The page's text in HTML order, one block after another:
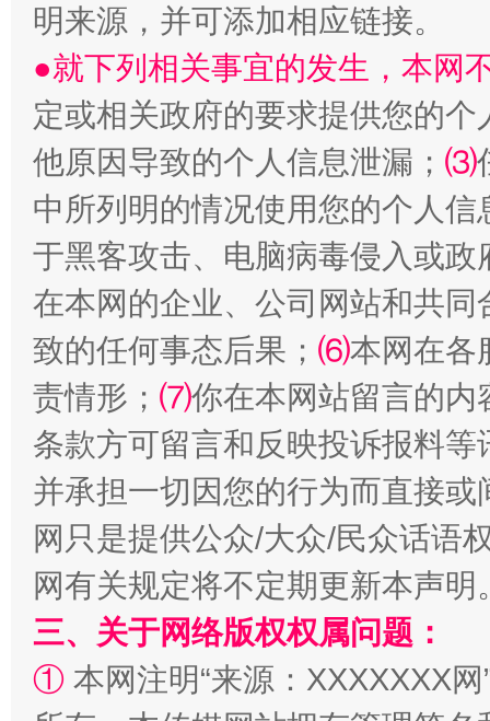
揭批美国五大"原罪" "炒
解纷+调解+退费，一次搞定
站台名比不上好声名
明来源，并可添加相应链接。
●就下列相关事宜的发生，本网
定或相关政府的要求提供您的个
他原因导致的个人信息泄漏； ⑶
中所列明的情况使用您的个人
于黑客攻击、电脑病毒侵入或
在本网的企业、公司网站和共
致的任何事态后果； ⑹本网在各
责情形； ⑺你在本网站留言的内
条款方可留言和反映投诉报料
并承担一切因您的行为而直接
网只是提供公众/大众/民众话语
网有关规定将不定期更新本声明
三、关于网络版权权属问题：
① 本网注明“来源：XXXXXXX